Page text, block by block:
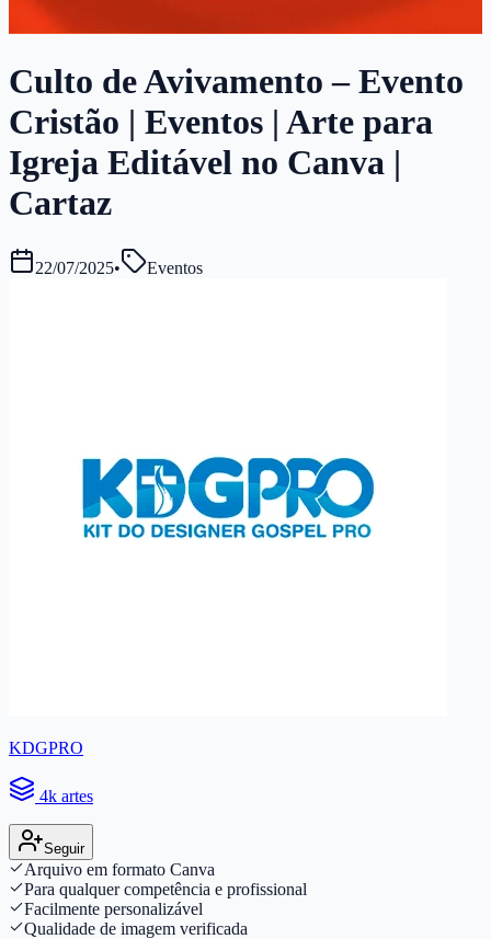
Culto de Avivamento – Evento
Cristão | Eventos | Arte para
Igreja Editável no Canva |
Cartaz
22/07/2025• Eventos
KDGPRO
4k artes
Seguir
Arquivo em formato Canva
Para qualquer competência e profissional
Facilmente personalizável
Qualidade de imagem verificada